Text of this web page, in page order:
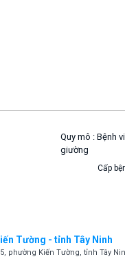
Quy mô :Bệnh
giường
Cấp
Tường - tỉnh Tây Ninh
phường Kiến Tường, tỉnh Tây